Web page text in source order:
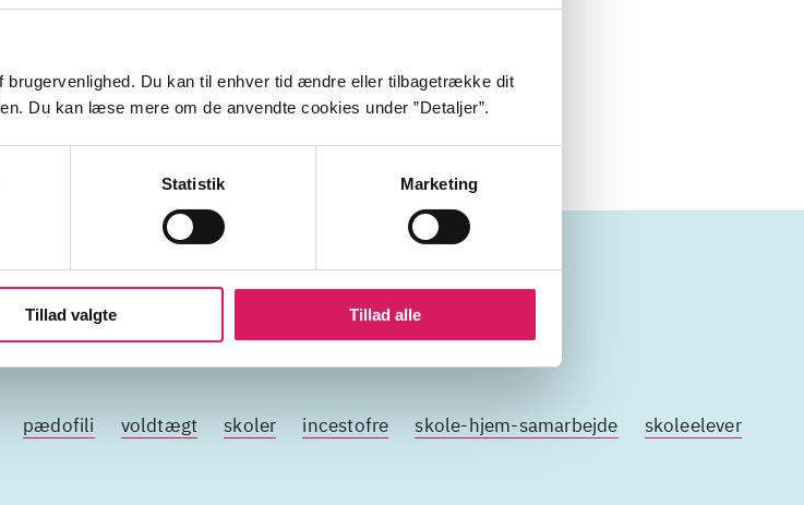
Du kan til enhver tid ændre eller tilbagetrække dit
Du kan læse mere om de anvendte cookies under ”Detaljer”.
Statistik Marketing
Tillad valgte Tillad alle
for et seksuelt overgreb på sin sekstenårige
dysfunktionel familie, men har fundet en form
kone Sofie. Pludselig anklager Rebecca
hende, men hvem fortæller den sande
lærere
pædofili voldtægt skoler incestofre skole-hjem-samarbejde
skoleelever